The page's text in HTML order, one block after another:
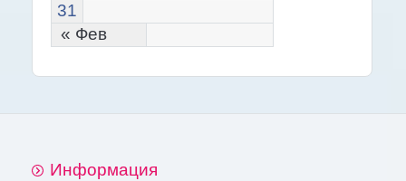
« Фев
31
Информация